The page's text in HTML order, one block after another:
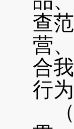
查
营
合
行